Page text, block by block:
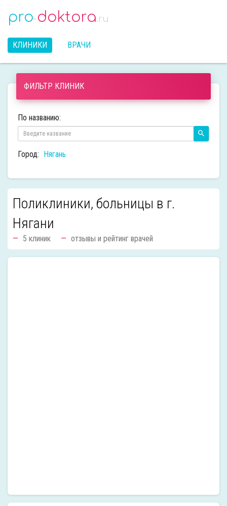
pro-doktora.ru
КЛИНИКИ ВРАЧИ
ФИЛЬТР КЛИНИК
По названию:
Город: Нягань
Поликлиники, больницы в г.
Нягани
5 клиник отзывы и рейтинг врачей